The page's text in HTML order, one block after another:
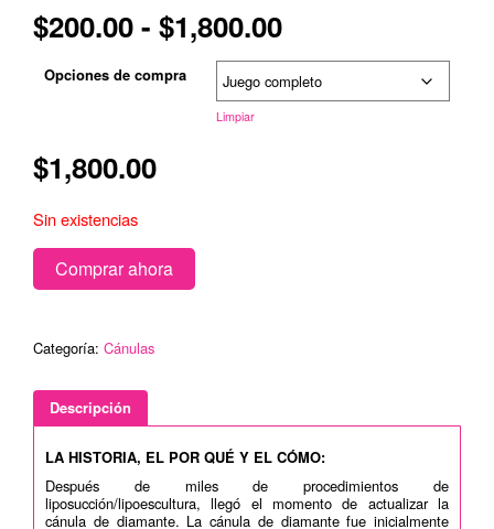
$200.00- $1,800.00Rango
de
precios:
Opciones de compra
Limpiar
$1,800.00
Sin existencias
Comprar ahora
Categoría: Cánulas
Descripción
LA HISTORIA, EL POR QUÉ Y EL CÓMO:
Después de miles de procedimientos de
liposucción/lipoescultura, llegó el momento de actualizar la
cánula de diamante. La cánula de diamante fue inicialmente